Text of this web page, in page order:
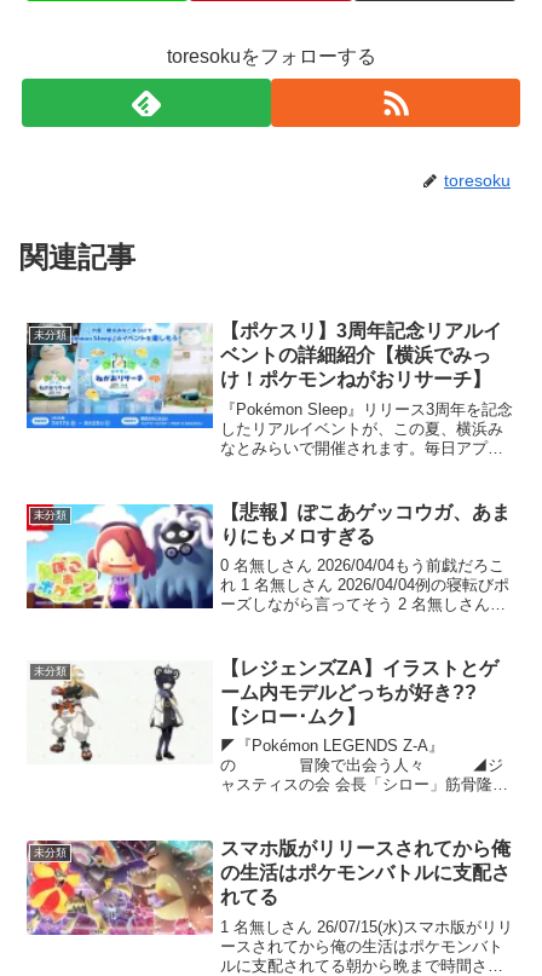
toresokuをフォローする
toresoku
関連記事
未分類
【ポケスリ】3周年記念リアルイ
ベントの詳細紹介【横浜でみっ
け！ポケモンねがおリサーチ】
『Pokémon Sleep』リリース3周年を記念
したリアルイベントが、この夏、横浜み
なとみらいで開催されます。毎日アプリ
かけを考えている方にもぴったりなイベ
ントです。...
未分類
【悲報】ぽこあゲッコウガ、あま
りにもメロすぎる
0 名無しさん 2026/04/04もう前戯だろこ
れ 1 名無しさん 2026/04/04例の寝転びポ
ーズしながら言ってそう 2 名無しさん
未分類
【レジェンズZA】イラストとゲ
ーム内モデルどっちが好き??
【シロー･ムク】
◤『Pokémon LEGENDS Z-A』
の 冒険で出会う人々 ◢ジ
ャスティスの会 会長「シロー」筋骨隆々
#PokemonLegendsZA pic.twi...
未分類
スマホ版がリリースされてから俺
の生活はポケモンバトルに支配さ
れてる
1 名無しさん 26/07/15(水)スマホ版がリリ
ースされてから俺の生活はポケモンバト
ルに支配されてる朝から晩まで時間さえ